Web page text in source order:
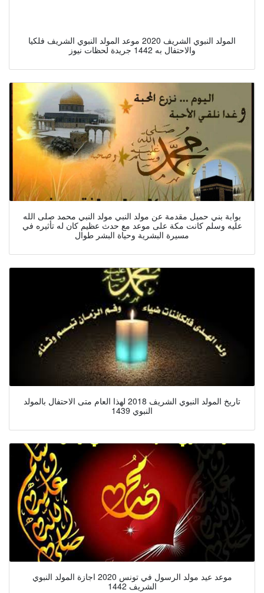
المولد النبوي الشريف 2020 موعد المولد النبوي الشريف فلكيا
والاحتفال به 1442 جريدة لحظات نيوز
بوابة بني حميل مقدمة عن مولد النبي مولد النبي محمد صلى الله
عليه وسلم كانت مكة على موعد مع حدث عظيم كان له تأثيره في
مسيرة البشرية وحياة البشر طوال
تاريخ المولد النبوي الشريف 2018 لهذا العام متى الاحتفال بالمولد
النبوي 1439
موعد عيد مولد الرسول في تونس 2020 اجازة المولد النبوي
الشريف 1442